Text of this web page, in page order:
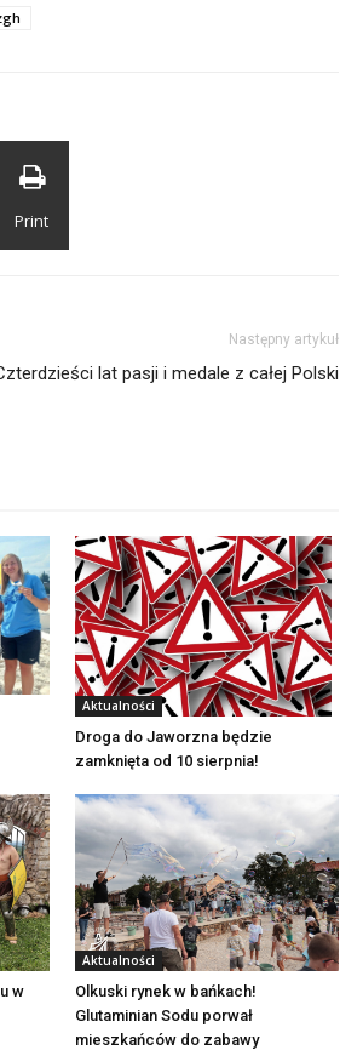
Print
Następny artykuł
lat pasji i medale z całej Polski
Aktualności
Droga do Jaworzna będzie
zamknięta od 10 sierpnia!
w
Aktualności
Olkuski rynek w bańkach!
Glutaminian Sodu porwał
mieszkańców do zabawy